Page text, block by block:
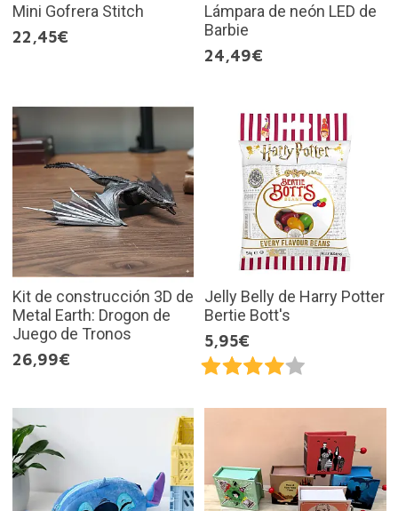
Mini Gofrera Stitch
22,45€
Lámpara de neón LED de
Barbie
24,49€
Kit de construcción 3D de
Metal Earth: Drogon de
Juego de Tronos
26,99€
Jelly Belly de Harry Potter
Bertie Bott's
5,95€